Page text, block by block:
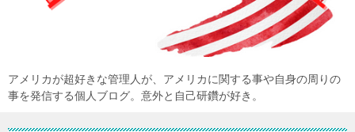
アメリカが超好きな管理人が、アメリカに関する事や自身の周りの
事を発信する個人ブログ。意外と自己研鑽が好き。